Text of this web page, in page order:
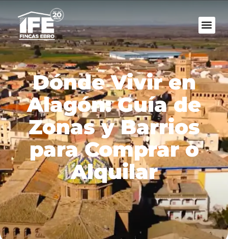
Dónde Vivir en
Alagón: Guía de
Zonas y Barrios
para Comprar o
Alquilar